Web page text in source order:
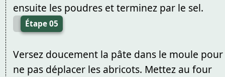
ensuite les poudres et terminez par le sel.
Étape 05
Versez doucement la pâte dans le moule pour
ne pas déplacer les abricots. Mettez au four